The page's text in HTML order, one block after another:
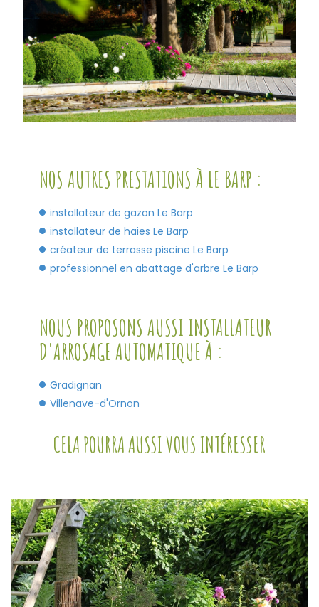
NOS AUTRES PRESTATIONS À LE BARP :
installateur de gazon Le Barp
installateur de haies Le Barp
créateur de terrasse piscine Le Barp
professionnel en abattage d'arbre Le Barp
NOUS PROPOSONS AUSSI INSTALLATEUR
D'ARROSAGE AUTOMATIQUE À :
Gradignan
Villenave-d'Ornon
CELA POURRA AUSSI VOUS INTÉRESSER